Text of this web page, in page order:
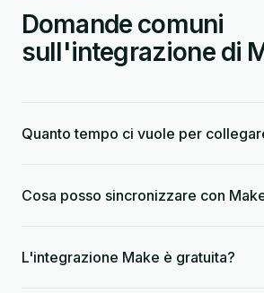
Domande comuni
sull'integrazione di
Quanto tempo ci vuole per
Cosa posso sincronizzare con
L'integrazione Make è gratuita?